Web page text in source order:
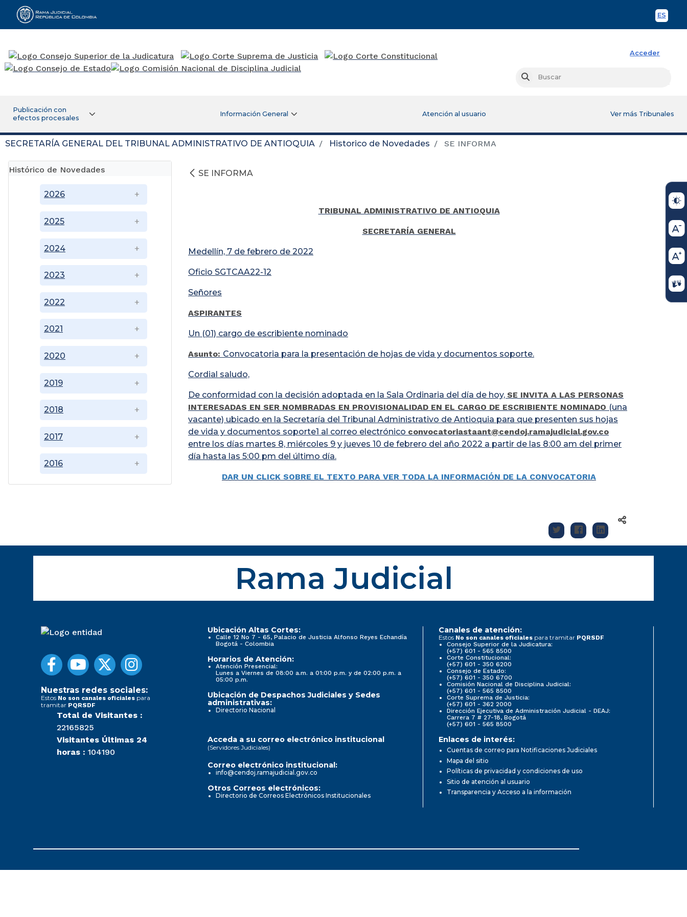
ES
Rama Judicial
Acceder
Buscar
Publicación con
efectos procesales
Información General Atención al usuario Ver más Tribunales
SECRETARÍA GENERAL DEL TRIBUNAL ADMINISTRATIVO DE ANTIOQUIA Historico de Novedades SE INFORMA
Histórico de Novedades
2016
2017
2018
2019
2020
2021
2022
2023
2024
2025
2026
SE INFORMA
TRIBUNAL ADMINISTRATIVO DE ANTIOQUIA
SECRETARÍA GENERAL
Medellín, 7 de febrero de 2022
Oficio SGTCAA22-12
Señores
ASPIRANTES
Un (01) cargo de escribiente nominado
Asunto: Convocatoria para la presentación de hojas de vida y documentos soporte.
Cordial saludo,
De conformidad con la decisión adoptada en la Sala Ordinaria del día de hoy, SE INVITA A LAS PERSONAS
INTERESADAS EN SER NOMBRADAS EN PROVISIONALIDAD EN EL CARGO DE ESCRIBIENTE NOMINADO (una
vacante) ubicado en la Secretaría del Tribunal Administrativo de Antioquia para que presenten sus hojas
de vida y documentos soporte1 al correo electrónico convocatoriastaant@cendoj.ramajudicial.gov.co
entre los días martes 8, miércoles 9 y jueves 10 de febrero del año 2022 a partir de las 8:00 am del primer
día hasta las 5:00 pm del último día.
DAR UN CLICK SOBRE EL TEXTO PARA VER TODA LA INFORMACIÓN DE LA CONVOCATORIA
Rama Judicial
Nuestras redes sociales:
Estos No son canales oficiales para
tramitar PQRSDF
Total de Visitantes :
22165825
Visitantes Últimas 24
horas : 104190
Ubicación Altas Cortes:
Calle 12 No 7 - 65, Palacio de Justicia Alfonso Reyes Echandía
Bogotá - Colombia
Horarios de Atención:
Atención Presencial:
Lunes a Viernes de 08:00 a.m. a 01:00 p.m. y de 02:00 p.m. a
05:00 p.m.
Ubicación de Despachos Judiciales y Sedes
administrativas:
Directorio Nacional
Canales de atención:
Estos No son canales oficiales para tramitar PQRSDF
Consejo Superior de la Judicatura:
(+57) 601 - 565 8500
Corte Constitucional:
(+57) 601 - 350 6200
Consejo de Estado:
(+57) 601 - 350 6700
Comisión Nacional de Disciplina Judicial:
(+57) 601 - 565 8500
Corte Suprema de Justicia:
(+57) 601 - 362 2000
Dirección Ejecutiva de Administración Judicial - DEAJ:
Carrera 7 # 27-18, Bogotá
(+57) 601 - 565 8500
Acceda a su correo electrónico institucional
(Servidores Judiciales)
Correo electrónico institucional:
info@cendoj.ramajudicial.gov.co
Otros Correos electrónicos:
Directorio de Correos Electrónicos Institucionales
Enlaces de interés:
Cuentas de correo para Notificaciones Judiciales
Mapa del sitio
Políticas de privacidad y condiciones de uso
Sitio de atención al usuario
Transparencia y Acceso a la información